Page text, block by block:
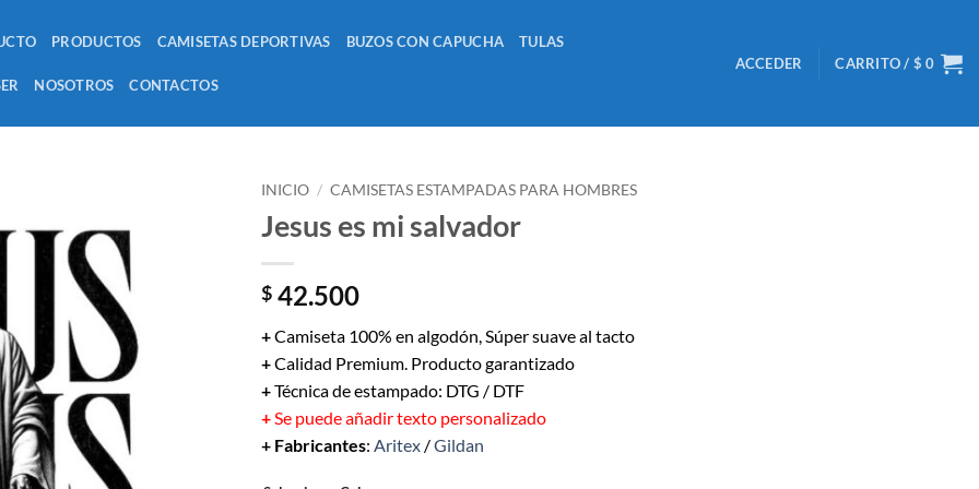
PRODUCTOS CAMISETAS DEPORTIVAS BUZOS CON CAPUCHA TULAS
NOSOTROS CONTACTOS
ACCEDER CARRITO / $ 0
INICIO / CAMISETAS ESTAMPADAS PARA HOMBRES
Jesus es mi salvador
$ 42.500
+Camiseta 100% en algodón, Súper suave al tacto
+Calidad Premium. Producto garantizado
+Técnica de estampado: DTG / DTF
+ Se puede añadir texto personalizado
+ Fabricantes: Aritex /Gildan